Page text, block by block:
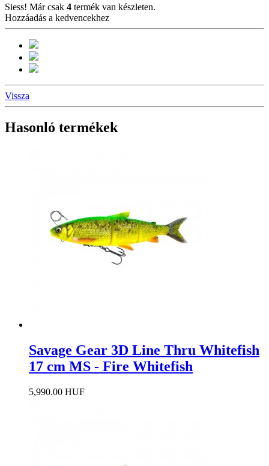
Siess! Már csak 4 termék van készleten.
Hozzáadás a kedvencekhez
Vissza
Hasonló termékek
Savage Gear 3D Line Thru Whitefish
17 cm MS - Fire Whitefish
5,990.00 HUF